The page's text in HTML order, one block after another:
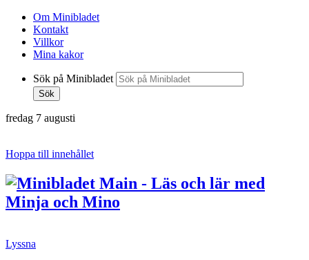
Om Minibladet
Kontakt
Villkor
Mina kakor
Sök på Minibladet
Sök
fredag 7 augusti
Hoppa till innehållet
Lyssna